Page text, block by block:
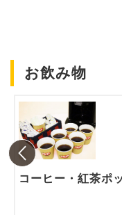
お飲み物